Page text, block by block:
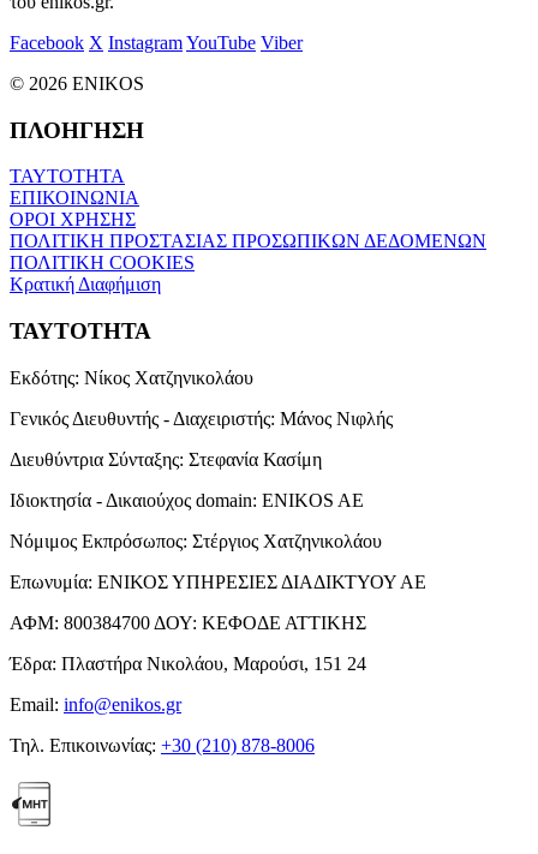
Facebook X InstagramYouTube Viber
© 2026 ENIKOS
ΠΛΟΗΓΗΣΗ
ΤΑΥΤΟΤΗΤΑ
ΕΠΙΚΟΙΝΩΝΙΑ
ΟΡΟΙ ΧΡΗΣΗΣ
ΠΟΛΙΤΙΚΗ ΠΡΟΣΤΑΣΙΑΣ ΠΡΟΣΩΠΙΚΩΝ ΔΕΔΟΜΕΝΩΝ
ΠΟΛΙΤΙΚΗ COOKIES
Κρατική Διαφήμιση
ΤΑΥΤΟΤΗΤΑ
Εκδότης: Νίκος Χατζηνικολάου
Γενικός Διευθυντής - Διαχειριστής: Μάνος Νιφλής
Διευθύντρια Σύνταξης: Στεφανία Κασίμη
Ιδιοκτησία - Δικαιούχος domain: ENIKOS AE
Νόμιμος Εκπρόσωπος: Στέργιος Χατζηνικολάου
Επωνυμία: ΕΝΙΚΟΣ ΥΠΗΡΕΣΙΕΣ ΔΙΑΔΙΚΤΥΟΥ ΑΕ
ΑΦΜ: 800384700 ΔΟΥ: ΚΕΦΟΔΕ ΑΤΤΙΚΗΣ
Έδρα: Πλαστήρα Νικολάου, Μαρούσι, 151 24
Email: info@enikos.gr
Τηλ. Επικοινωνίας: +30 (210) 878-8006